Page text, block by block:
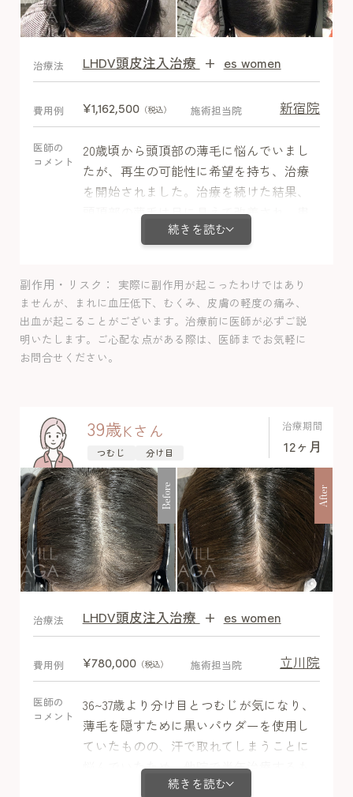
After
治療法 LHDV頭皮注入治療 + es women
費用例 ¥1,162,500（税込） 施術担当院 新宿院
医師の
コメント
20歳頃から頭頂部の薄毛に悩んでいまし
たが、再生の可能性に希望を持ち、治療
を開始されました。治療を続けた結果、
頭頂部の薄毛は目に見えて改善され、患
者様もその効果に非常に満足されていま
続きを読む
副作用・リスク
実際に副作用が起こったわけではあり
ませんが、まれに血圧低下、むくみ、皮膚の軽度の痛み、
出血が起こることがございます。治療前に医師が必ずご説
明いたします。ご心配な点がある際は、医師までお気軽に
お問合せください。
39歳Kさん
つむじ 分け目
治療期間
12ヶ月
Before After
After
治療法 LHDV頭皮注入治療 + es women
費用例 ¥780,000（税込） 施術担当院 立川院
医師の
コメント
36~37歳より分け目とつむじが気になり、
薄毛を隠すために黒いパウダーを使用し
ていたものの、汗で取れてしまうことに
悩んでいたため、他院で半年治療するも
体毛増加で悩み止めてしまいましたが、
続きを読む